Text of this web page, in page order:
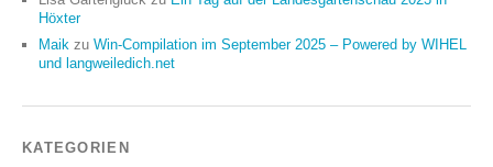
Höxter
Maik zu Win-Compilation im September 2025 – Powered by WIHEL
und langweiledich.net
KATEGORIEN